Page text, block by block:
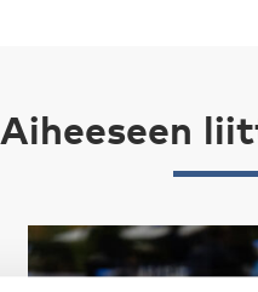
Aiheeseen